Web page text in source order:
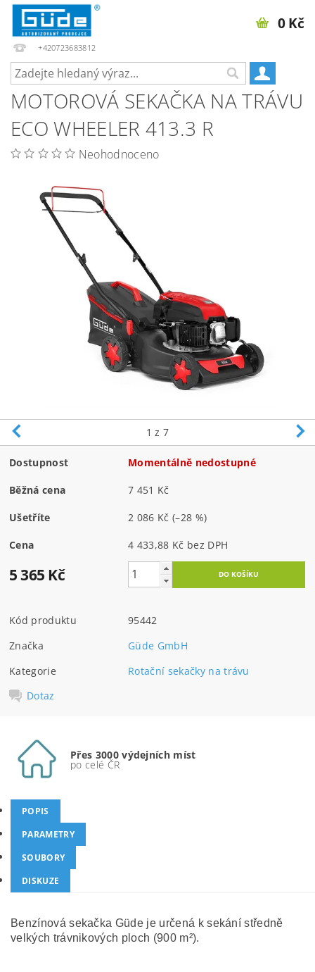
+420723683812
0 Kč
MOTOROVÁ SEKAČKA NA TRÁVU
ECO WHEELER 413.3 R
Neohodnoceno
1 z 7
Dostupnost Momentálně nedostupné
Běžná cena 7 451 Kč
Ušetříte 2 086 Kč (–28 %)
Cena 4 433,88 Kč bez DPH
5 365 Kč
Kód produktu
95442
Značka
Güde GmbH
Kategorie
Rotační sekačky na trávu
Dotaz
Přes 3000 výdejních míst
po celé ČR
POPIS
PARAMETRY
SOUBORY
DISKUZE
Benzínová sekačka Güde je určená k sekání středně
velkých trávnikových ploch (900 m²).